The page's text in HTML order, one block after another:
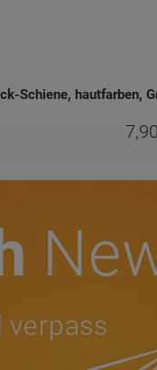
Schiene, hautfarben,
7,90
verpass